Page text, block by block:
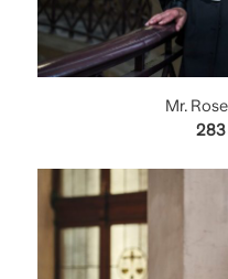
Mr.
283